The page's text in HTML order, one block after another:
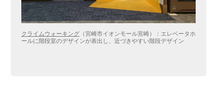
クライムウォーキング （宮崎市イオンモール宮崎）：エレベータホ
ールに階段室のデザインが表出し、近づきやすい階段デザイン